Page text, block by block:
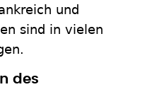
und
sind in vielen
des